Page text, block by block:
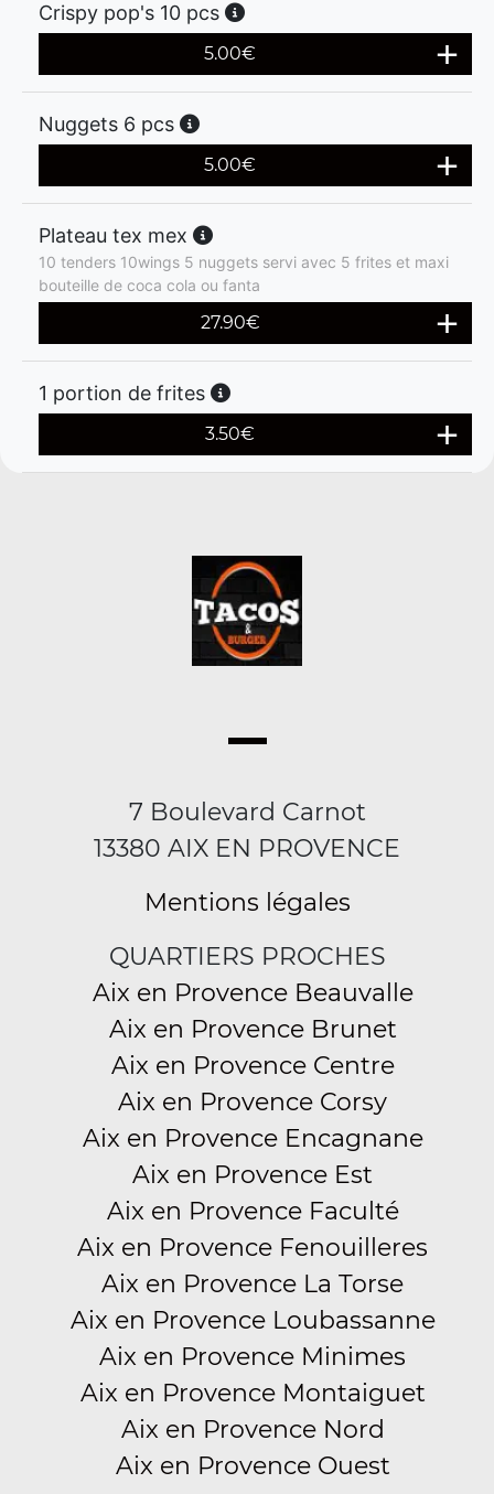
Crispy pop's 10 pcs
5.00€
Nuggets 6 pcs
5.00€
Plateau tex mex
10 tenders 10wings 5 nuggets servi avec 5 frites et maxi
bouteille de coca cola ou fanta
27.90€
1 portion de frites
3.50€
7 Boulevard Carnot
13380 AIX EN PROVENCE
Mentions légales
QUARTIERS PROCHES
Aix en Provence Beauvalle
Aix en Provence Brunet
Aix en Provence Centre
Aix en Provence Corsy
Aix en Provence Encagnane
Aix en Provence Est
Aix en Provence Faculté
Aix en Provence Fenouilleres
Aix en Provence La Torse
Aix en Provence Loubassanne
Aix en Provence Minimes
Aix en Provence Montaiguet
Aix en Provence Nord
Aix en Provence Ouest